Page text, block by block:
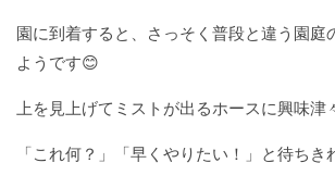
園に到着すると、さっそく普段と違う園庭
ようです😊
上を見上げてミストが出るホースに興味津
「これ何？」「早くやりたい！」と待ちき